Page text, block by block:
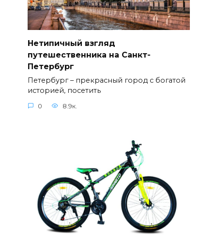
Нетипичный взгляд
путешественника на Санкт-
Петербург
Петербург – прекрасный город с богатой
историей, посетить
0 8.9к.